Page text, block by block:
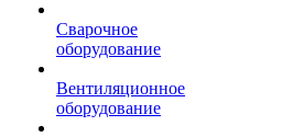
Сварочное
оборудование
Вентиляционное
оборудование